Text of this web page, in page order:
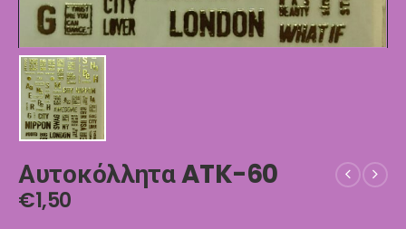
Αυτοκόλλητα ATK-60
€1,50